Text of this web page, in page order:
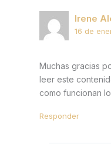
Irene
16 de
Muchas gracias
leer este
como funcionan
Responder